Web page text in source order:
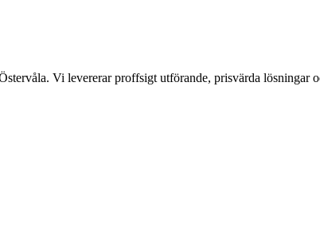
Vi levererar proffsigt utförande, prisvärda lösningar